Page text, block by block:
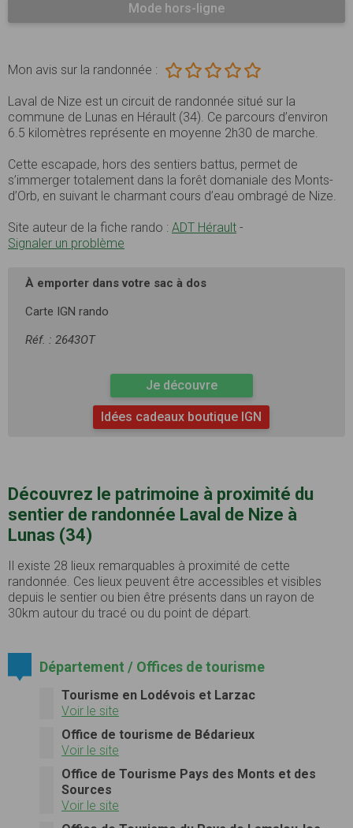
Mode hors-ligne
Mon avis sur la randonnée :
Laval de Nize est un circuit de randonnée situé sur la
commune de Lunas en Hérault (34). Ce parcours d’environ
6.5 kilomètres représente en moyenne 2h30 de marche.
Cette escapade, hors des sentiers battus, permet de
s’immerger totalement dans la forêt domaniale des Monts-
d’Orb, en suivant le charmant cours d’eau ombragé de Nize.
Site auteur de la fiche rando : ADT Hérault -
Signaler un problème
À emporter dans votre sac à dos
Carte IGN rando
Réf. : 2643OT
Je découvre
Idées cadeaux boutique IGN
Découvrez le patrimoine à proximité du
sentier de randonnée Laval de Nize à
Lunas (34)
Il existe 28 lieux remarquables à proximité de cette
randonnée. Ces lieux peuvent être accessibles et visibles
depuis le sentier ou bien être présents dans un rayon de
30km autour du tracé ou du point de départ.
Département / Offices de tourisme
Tourisme en Lodévois et Larzac
Voir le site
Office de tourisme de Bédarieux
Voir le site
Office de Tourisme Pays des Monts et des
Sources
Voir le site